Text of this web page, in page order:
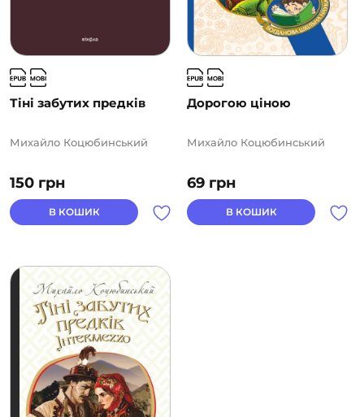
Тіні забутих предків
150 грн
Михайло Коцюбинський
В КОШИК
Дорогою ціною
69 грн
Михайло Коцюбинський
В КОШИК